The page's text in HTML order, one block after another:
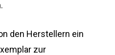
den Herstellern ein
zur